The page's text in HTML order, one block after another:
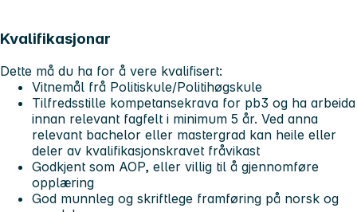
Kvalifikasjonar
Dette må du ha for å vere kvalifisert:
Vitnemål frå Politiskule/Politihøgskule
Tilfredsstille kompetansekrava for pb3 og ha arbeida
innan relevant fagfelt i minimum 5 år. Ved anna
relevant bachelor eller mastergrad kan heile eller
deler av kvalifikasjonskravet fråvikast
Godkjent som AOP, eller villig til å gjennomføre
opplæring
God munnleg og skriftlege framføring på norsk og